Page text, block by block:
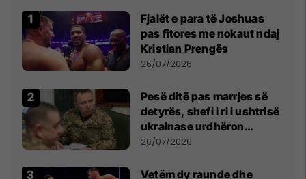
Fjalët e para të Joshuas
pas fitores me nokaut ndaj
Kristian Prengës
26/07/2026
Pesë ditë pas marrjes së
detyrës, shefi i ri i ushtrisë
ukrainase urdhëron
kontroll të madh
26/07/2026
Vetëm dy raunde dhe